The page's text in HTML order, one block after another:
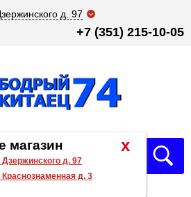
д. 97
+7 (351) 215-10-05
x
магазин
д. 97
д. 3